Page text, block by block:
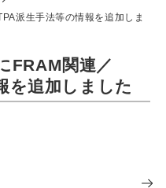
派生手法等の情報を追加しま
FRAM関連／
を追加しました